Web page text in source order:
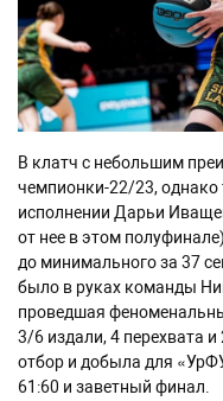
В клатч с небольшим
чемпионки-22/23,
исполнении Дарьи
от нее в этом
до минимального за 37
было в руках команды
проведшая
3/6 издали, 4 перехвата
отбор и добыла для
61:60 и заветный финал.